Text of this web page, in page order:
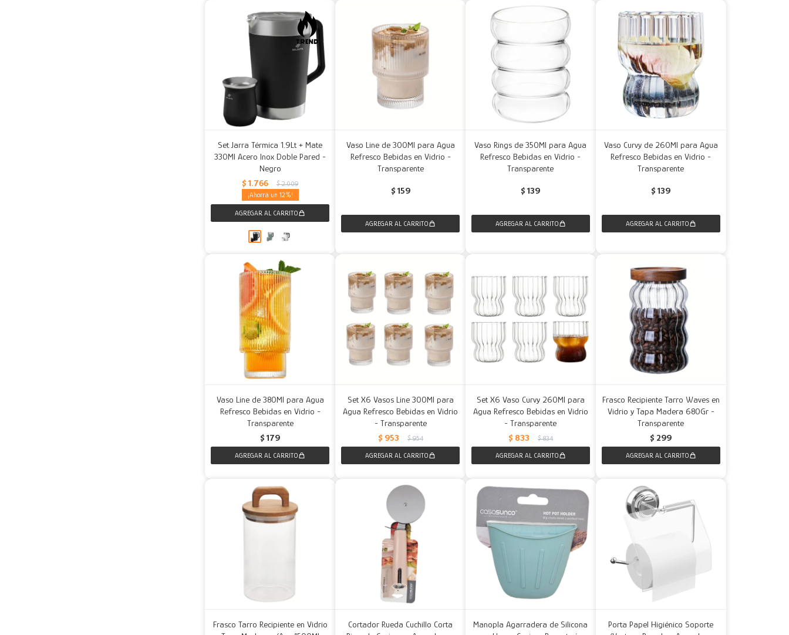
Set Jarra Térmica 1.9Lt + Mate
330Ml Acero Inox Doble Pared -
Negro
$ 1.766 $ 2.009
12
Vaso Line de 300Ml para Agua
Refresco Bebidas en Vidrio -
Transparente
$ 159
Vaso Rings de 350Ml para Agua
Refresco Bebidas en Vidrio -
Transparente
$ 139
Vaso Curvy de 260Ml para Agua
Refresco Bebidas en Vidrio -
Transparente
$ 139
Vaso Line de 380Ml para Agua
Refresco Bebidas en Vidrio -
Transparente
$ 179
Set X6 Vasos Line 300Ml para
Agua Refresco Bebidas en Vidrio
- Transparente
$ 953 $ 954
Set X6 Vaso Curvy 260Ml para
Agua Refresco Bebidas en Vidrio
- Transparente
$ 833 $ 834
Frasco Recipiente Tarro Waves en
Vidrio y Tapa Madera 680Gr -
Transparente
$ 299
Frasco Tarro Recipiente en Vidrio
Cortador Rueda Cuchillo Corta
Manopla Agarradera de Silicona
Porta Papel Higiénico Soporte